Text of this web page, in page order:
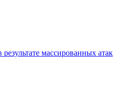
массированных атак